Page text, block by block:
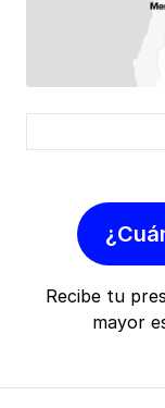
Recibe tu
mayor